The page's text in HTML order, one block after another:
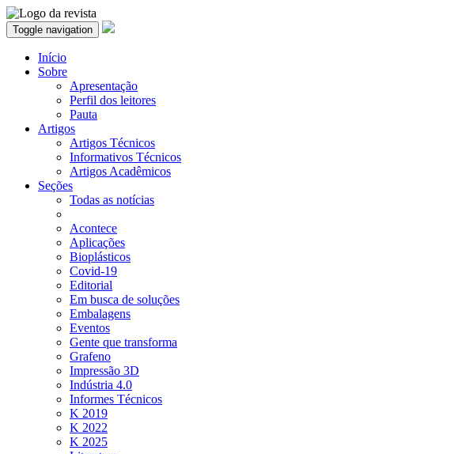
Toggle navigation
Início
Sobre
Apresentação
Perfil dos leitores
Pauta
Artigos
Artigos Técnicos
Informativos Técnicos
Artigos Acadêmicos
Seções
Todas as notícias
Acontece
Aplicações
Bioplásticos
Covid-19
Editorial
Em busca de soluções
Embalagens
Eventos
Gente que transforma
Grafeno
Impressão 3D
Indústria 4.0
Informes Técnicos
K 2019
K 2022
K 2025